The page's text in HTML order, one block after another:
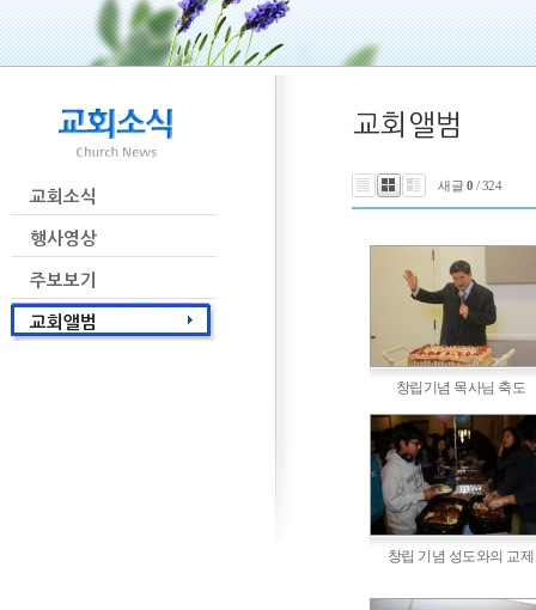
새글 0 / 324
창립기념 목사님 축도
창립 기념 성도와의 교제